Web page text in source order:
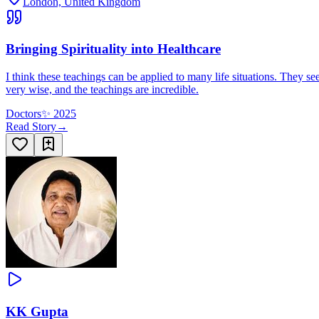
Bringing Spirituality into Healthcare
I think these teachings can be applied to many life situations. They
very wise, and the teachings are incredible.
Doctors✨ 2025
Read Story→
KK Gupta